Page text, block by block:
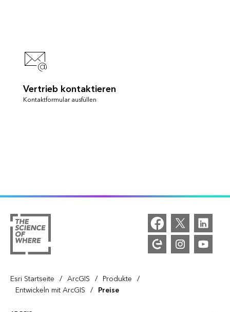
Vertrieb kontaktieren
Kontaktformular ausfüllen
Esri Startseite / ArcGIS / Produkte /
Entwickeln mit ArcGIS / Preise